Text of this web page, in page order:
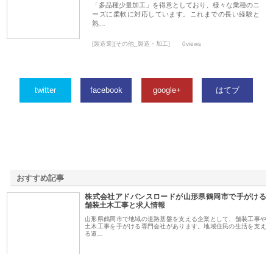
「多品種少量加工」を得意としており、様々な業種のニ
ーズに柔軟に対応しています。これまでの長い経験と
熟…
[製造業][その他_製造・加工] 0views
twitter facebook google+ はてブ
おすすめ記事
株式会社アドバンスロードが山形県鶴岡市で手がける
舗装土木工事と求人情報
山形県鶴岡市で地域の道路基盤を支える企業として、舗装工事や
土木工事を手がける専門会社があります。地域住民の生活を支え
る道…